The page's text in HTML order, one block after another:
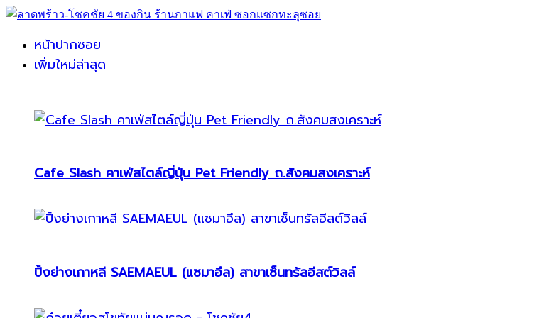
หน้าปากซอย
เพิ่มใหม่ล่าสุด
Cafe Slash คาเฟ่สไตล์ญี่ปุ่น Pet Friendly ถ.สังคมสงเคราะห์
ปิ้งย่างเกาหลี SAEMAEUL (แซมาอึล) สาขาเซ็นทรัลอีสต์วิลล์